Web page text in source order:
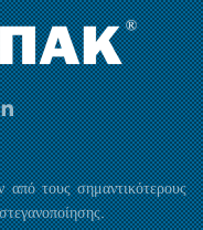
τους σημαντικότερους